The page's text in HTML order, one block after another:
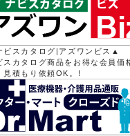
ビスカタログ|アズワンビス▲
スカタログ商品をお得な会員価
見積もり依頼OK。!